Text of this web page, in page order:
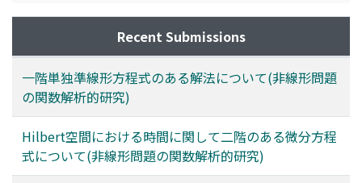
Recent Submissions
一階単独準線形方程式のある解法について(非線形問題
の関数解析的研究)
Hilbert空間における時間に関して二階のある微分方程
式について(非線形問題の関数解析的研究)